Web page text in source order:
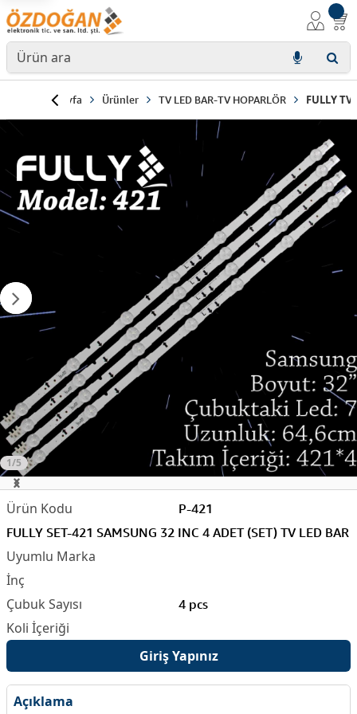
Anasayfa Ürünler TV LED BAR-TV HOPARLÖR FULLY TV
1/5
P-421
FULLY SET-421 SAMSUNG 32 INC 4 ADET (SET) TV LED BAR
4 pcs
Giriş Yapınız
Açıklama